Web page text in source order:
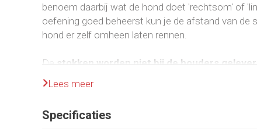
benoem daarbij wat de hond doet 'rechtsom' of
oefening goed beheerst kun je de afstand van de
hond er zelf omheen laten rennen.
Destokken worden niet bij de houders
bestellen.
Lees meer
Specificaties